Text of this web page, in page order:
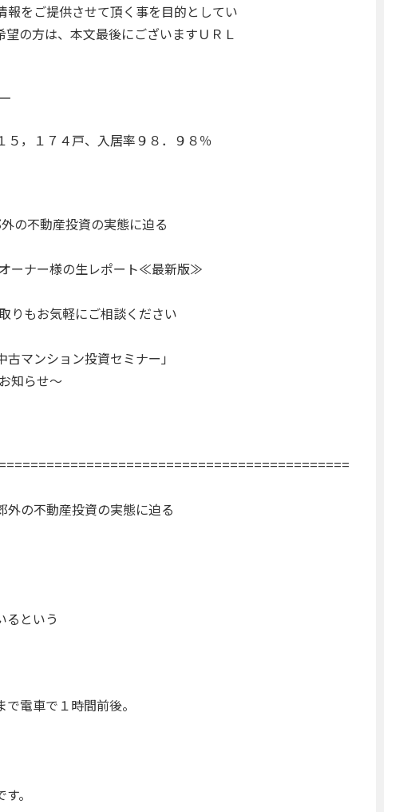
をご提供させて頂く事を目的としてい
の方は、本文最後にございますＵＲＬ
，１７４戸、入居率９８．９８％
の不動産投資の実態に迫る
ーナー様の生レポート≪最新版≫
もお気軽にご相談ください
マンション投資セミナー」
せ～
の不動産投資の実態に迫る
るという
電車で１時間前後。
。